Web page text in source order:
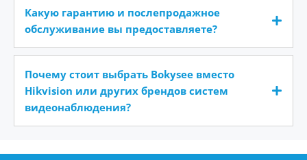
Какую гарантию и послепродажное
обслуживание вы предоставляете?
Почему стоит выбрать Bokysee вместо
Hikvision или других брендов систем
видеонаблюдения?